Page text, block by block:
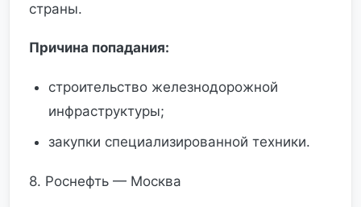
страны.
Причина попадания:
строительство железнодорожной
инфраструктуры;
закупки специализированной техники.
8. Роснефть — Москва